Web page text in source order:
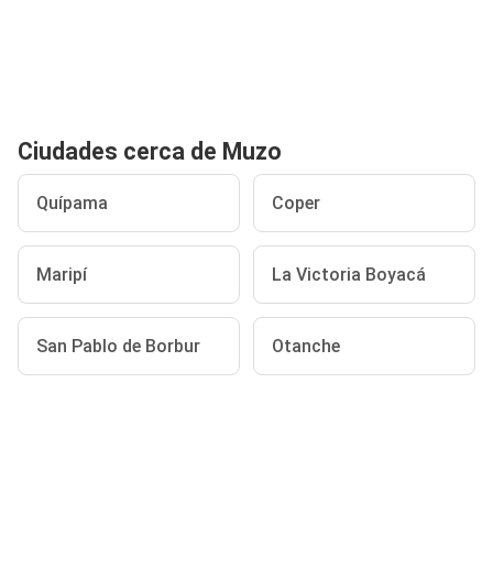
Ciudades cerca de Muzo
Quípama Coper
Maripí La Victoria Boyacá
San Pablo de Borbur Otanche